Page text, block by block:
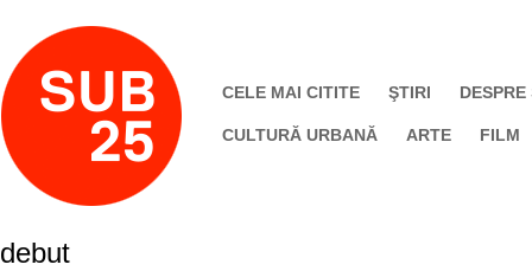
CELE MAI CITITE ŞTIRI DESPRE
CULTURĂ URBANĂ ARTE FILM
debut